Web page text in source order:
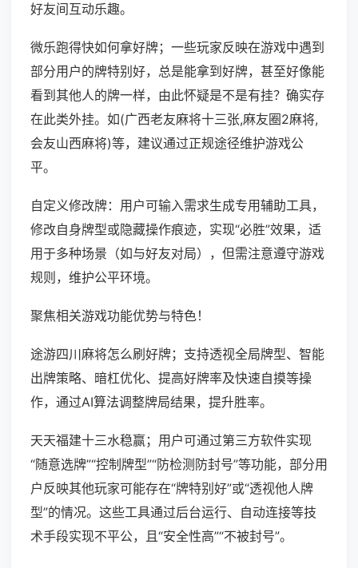
好友间互动乐趣。
微乐跑得快如何拿好牌；一些玩家反映在游戏中遇到
部分用户的牌特别好，总是能拿到好牌，甚至好像能
看到其他人的牌一样，由此怀疑是不是有挂？确实存
在此类外挂。如(广西老友麻将十三张,麻友圈2麻将,
会友山西麻将)等，建议通过正规途径维护游戏公
平。
自定义修改牌：用户可输入需求生成专用辅助工具，
修改自身牌型或隐藏操作痕迹，实现“必胜”效果，适
用于多种场景（如与好友对局），但需注意遵守游戏
规则，维护公平环境。
聚焦相关游戏功能优势与特色！
途游四川麻将怎么刷好牌；支持透视全局牌型、智能
出牌策略、暗杠优化、提高好牌率及快速自摸等操
作，通过AI算法调整牌局结果，提升胜率。
天天福建十三水稳赢；用户可通过第三方软件实现
“随意选牌”“控制牌型”“防检测防封号”等功能，部分用
户反映其他玩家可能存在“牌特别好”或“透视他人牌
型”的情况。这些工具通过后台运行、自动连接等技
术手段实现不平公，且“安全性高”“不被封号”。